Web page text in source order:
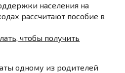
населения на
рассчитают пособие в
чтобы получить
одному из родителей